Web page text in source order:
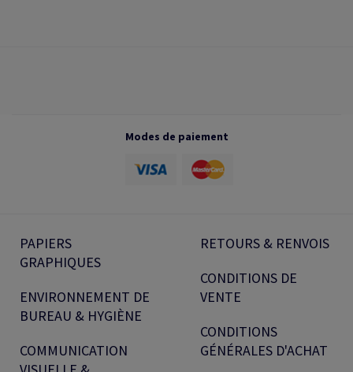
Modes de paiement
PAPIERS
GRAPHIQUES
ENVIRONNEMENT DE
BUREAU & HYGIÈNE
COMMUNICATION
RETOURS & RENVOIS
CONDITIONS DE
VENTE
CONDITIONS
GÉNÉRALES D'ACHAT